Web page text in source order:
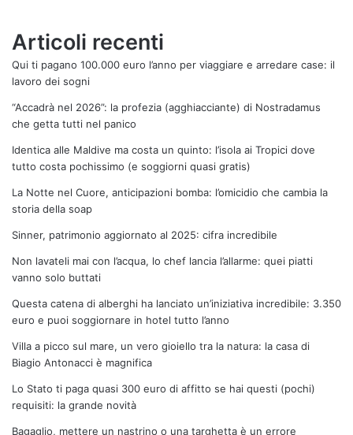
Articoli recenti
Qui ti pagano 100.000 euro l’anno per viaggiare e arredare case: il
lavoro dei sogni
“Accadrà nel 2026”: la profezia (agghiacciante) di Nostradamus
che getta tutti nel panico
Identica alle Maldive ma costa un quinto: l’isola ai Tropici dove
tutto costa pochissimo (e soggiorni quasi gratis)
La Notte nel Cuore, anticipazioni bomba: l’omicidio che cambia la
storia della soap
Sinner, patrimonio aggiornato al 2025: cifra incredibile
Non lavateli mai con l’acqua, lo chef lancia l’allarme: quei piatti
vanno solo buttati
Questa catena di alberghi ha lanciato un’iniziativa incredibile: 3.350
euro e puoi soggiornare in hotel tutto l’anno
Villa a picco sul mare, un vero gioiello tra la natura: la casa di
Biagio Antonacci è magnifica
Lo Stato ti paga quasi 300 euro di affitto se hai questi (pochi)
requisiti: la grande novità
Bagaglio, mettere un nastrino o una targhetta è un errore